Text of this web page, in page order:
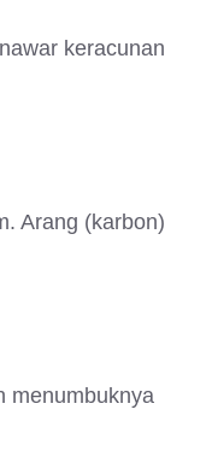
keracunan
Arang (karbon)
menumbuknya